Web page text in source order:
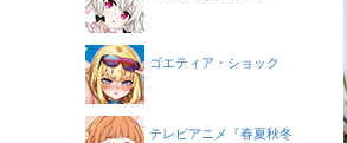
ゴエティア・ショック
テレビアニメ『春夏秋冬